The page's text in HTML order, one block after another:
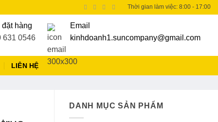
Thời gian làm việc: 8:00 - 17:00
đặt hàng
631 0546
Email
kinhdoanh1.suncompany@gmail.com
LIÊN HỆ
DANH MỤC SẢN PHẨM